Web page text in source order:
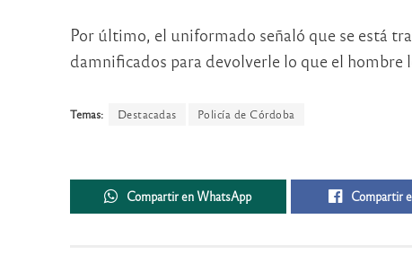
Por último, el uniformado señaló que se está
damnificados para devolverle lo que el hombre
Temas: Destacadas Policía de Córdoba
Compartir en WhatsApp Compartir